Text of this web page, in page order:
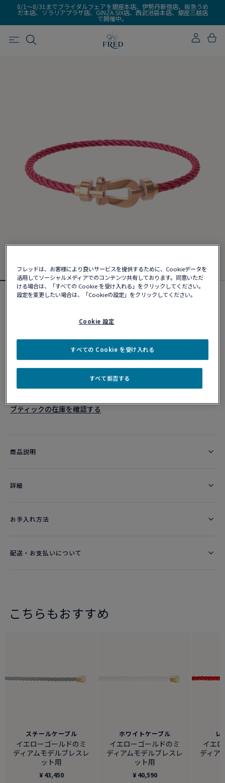
8/1～8/31までブライダルフェアを銀座本店、伊勢丹新宿店、阪急うめ
だ本店、ソラリアプラザ店、GINZA SIX店、西武池袋本店、銀座三越店
で開催中。
フォース10ブレスレット
カスタマイズ
ショッピングバッグに追加
ブティックの在庫を確認する​
商品説明
詳細​
お手入れ方法
配送・お支払いについて
こちらもおすすめ
スチールケーブル
イエローゴールドのミ
ディアムモデルブレスレ
ット用
¥ 43,450
ホワイトケーブル
イエローゴールドのミ
ディアムモデルブレスレ
ット用
¥ 40,590
レ
イエ
ディア
フレッドは、お客様により良いサービスを提供するために、Cookieデータを
活用してソーシャルメディアでのコンテンツ共有しております。同意いただ
ける場合は、「すべての Cookie を受け入れる」をクリックしてください。
設定を変更したい場合は、「Cookieの設定」をクリックしてください。
Cookie 設定
すべて拒否する
すべての Cookie を受け入れる